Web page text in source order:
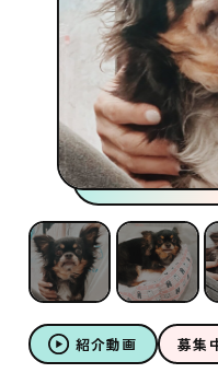
紹介動画 募集